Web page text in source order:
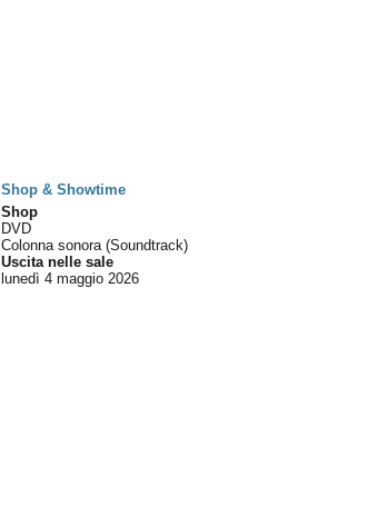
Shop & Showtime
Shop
DVD
Colonna sonora (Soundtrack)
Uscita nelle sale
lunedì 4 maggio 2026